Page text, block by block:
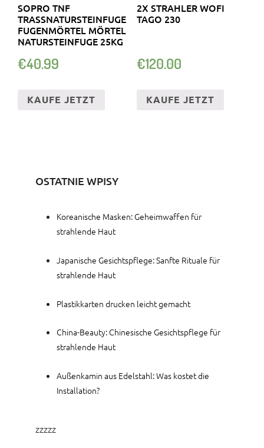
SOPRO TNF
TRASSNATURSTEINFUGE
FUGENMÖRTEL MÖRTEL
NATURSTEINFUGE 25KG
€40.99
KAUFE JETZT
2X STRAHLER WOFI
TAGO 230
€120.00
KAUFE JETZT
OSTATNIE WPISY
Koreanische Masken: Geheimwaffen für
strahlende Haut
Japanische Gesichtspflege: Sanfte Rituale für
strahlende Haut
Plastikkarten drucken leicht gemacht
China-Beauty: Chinesische Gesichtspflege für
strahlende Haut
Außenkamin aus Edelstahl: Was kostet die
Installation?
zzzzz